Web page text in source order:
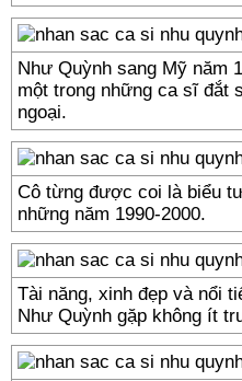
Như Quỳnh sang Mỹ năm
một trong những ca sĩ đắt
ngoại.
Cô từng được coi là biểu
những năm 1990-2000.
Tài năng, xinh đẹp và nổi
Như Quỳnh gặp không ít